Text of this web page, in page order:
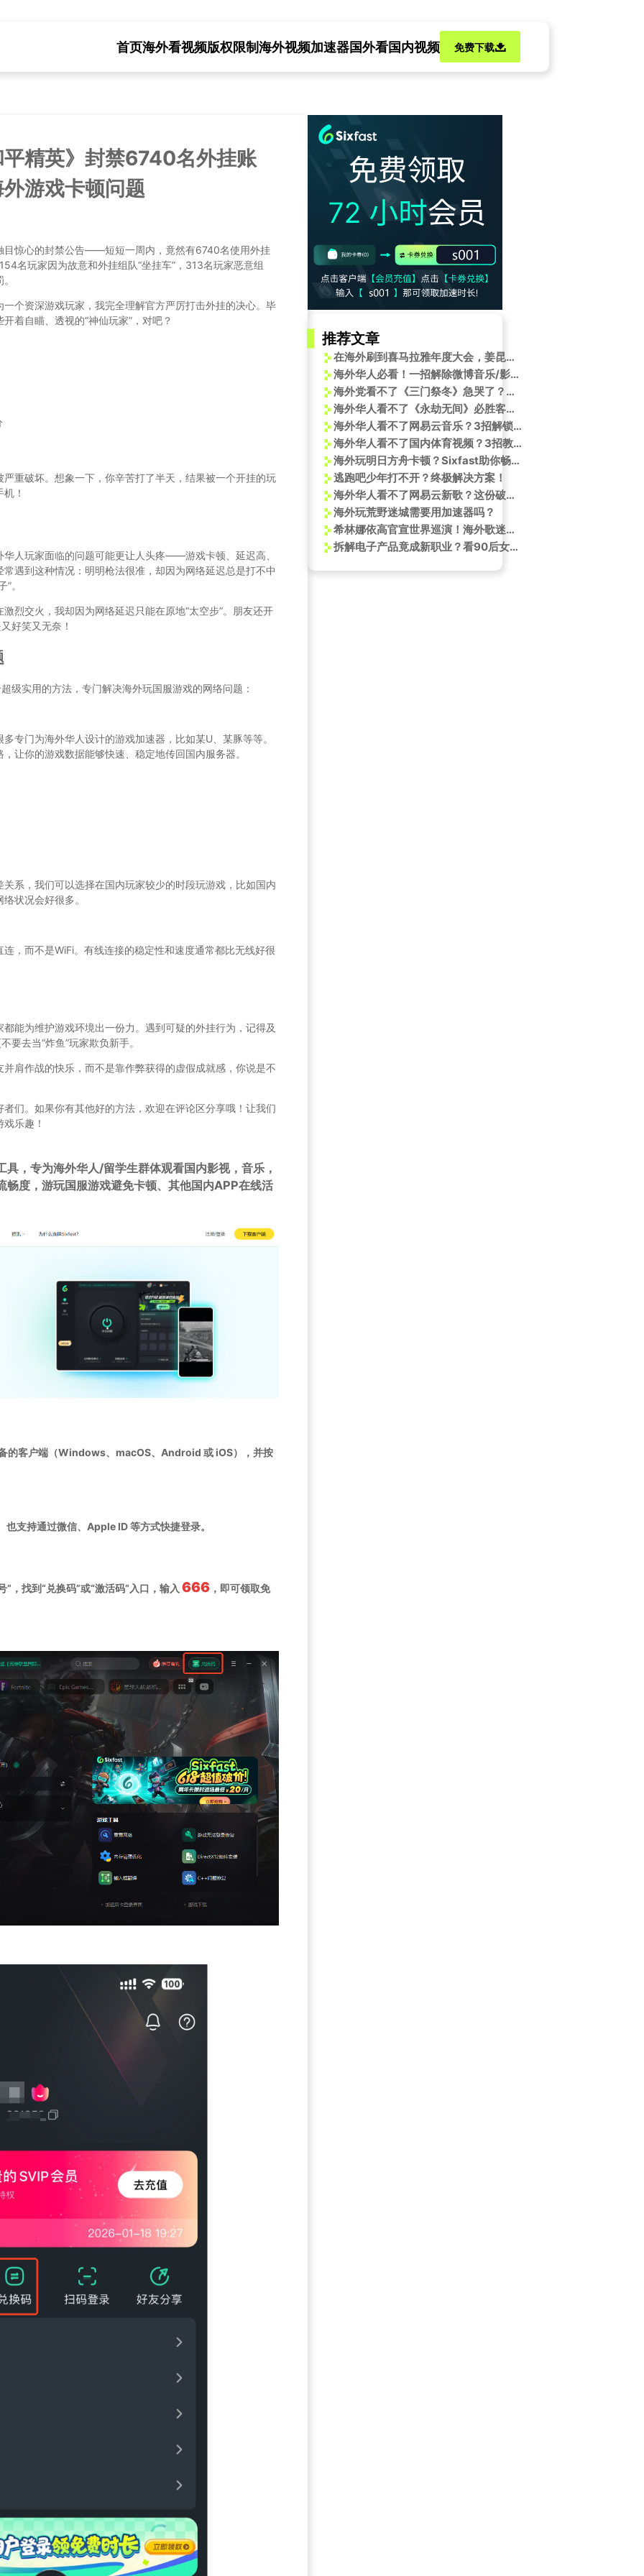
首页海外看视频版权限制海外视频加速器国外看国内视频 免费下载
精英》封禁6740名外挂账
游戏卡顿问题
目惊心的封禁公告——短短一周内，竟然有6740名使用外挂
名玩家因为故意和外挂组队“坐挂车”，313名玩家恶意组
个资深游戏玩家，我完全理解官方严厉打击外挂的决心。毕
着自瞄、透视的“神仙玩家”，对吧？
重破坏。想象一下，你辛苦打了半天，结果被一个开挂的玩
！
人玩家面临的问题可能更让人头疼——游戏卡顿、延迟高、
遇到这种情况：明明枪法很准，却因为网络延迟总是打不中
。
烈交火，我却因为网络延迟只能在原地“太空步”。朋友还开
好笑又无奈！
级实用的方法，专门解决海外玩国服游戏的网络问题：
专门为海外华人设计的游戏加速器，比如某U、某豚等等。
让你的游戏数据能够快速、稳定地传回国内服务器。
系，我们可以选择在国内玩家较少的时段玩游戏，比如国内
状况会好很多。
，而不是WiFi。有线连接的稳定性和速度通常都比无线好很
能为维护游戏环境出一份力。遇到可疑的外挂行为，记得及
要去当“炸鱼”玩家欺负新手。
肩作战的快乐，而不是靠作弊获得的虚假成就感，你说是不
们。如果你有其他好的方法，欢迎在评论区分享哦！让我们
乐趣！
，专为海外华人/留学生群体观看国内影视，音乐，
畅度，游玩国服游戏避免卡顿、其他国内APP在线活
的客户端（Windows、macOS、Android 或 iOS），并按
支持通过微信、Apple ID 等方式快捷登录。
，找到“兑换码”或“激活码”入口，输入 666 ，即可领取免
推荐文章
在海外刷到喜马拉雅年度大会，姜昆老师一句话，让我想起被卡顿支配的恐惧
海外华人必看！一招解除微博音乐/影视地区限制，GAI周延新歌《炁》终于能听了！
海外党看不了《三门祭冬》急哭了？别慌，手把手教你解锁国内热门文化盛宴
海外华人看不了《永劫无间》必胜客联动？这3招教你解锁国内限定内容
海外华人看不了网易云音乐？3招解锁陈昊宇新专辑《我爱我》，追星无国界！
海外华人看不了国内体育视频？3招教你解锁央视体育内容限制
海外玩明日方舟卡顿？Sixfast助你畅玩国服游戏！
逃跑吧少年打不开？终极解决方案！
海外华人看不了网易云新歌？这份破解地区限制指南，让你和国内音乐零距离
海外玩荒野迷城需要用加速器吗？
希林娜依高官宣世界巡演！海外歌迷如何突破地区限制观看完整演出？
拆解电子产品竟成新职业？看90后女孩如何让旧手机变身艺术珍品